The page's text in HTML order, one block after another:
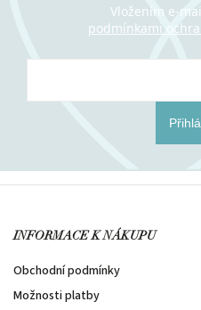
Vložením e-
podmínkami
INFORMACE K NÁKUPU
Obchodní podmínky
Možnosti platby